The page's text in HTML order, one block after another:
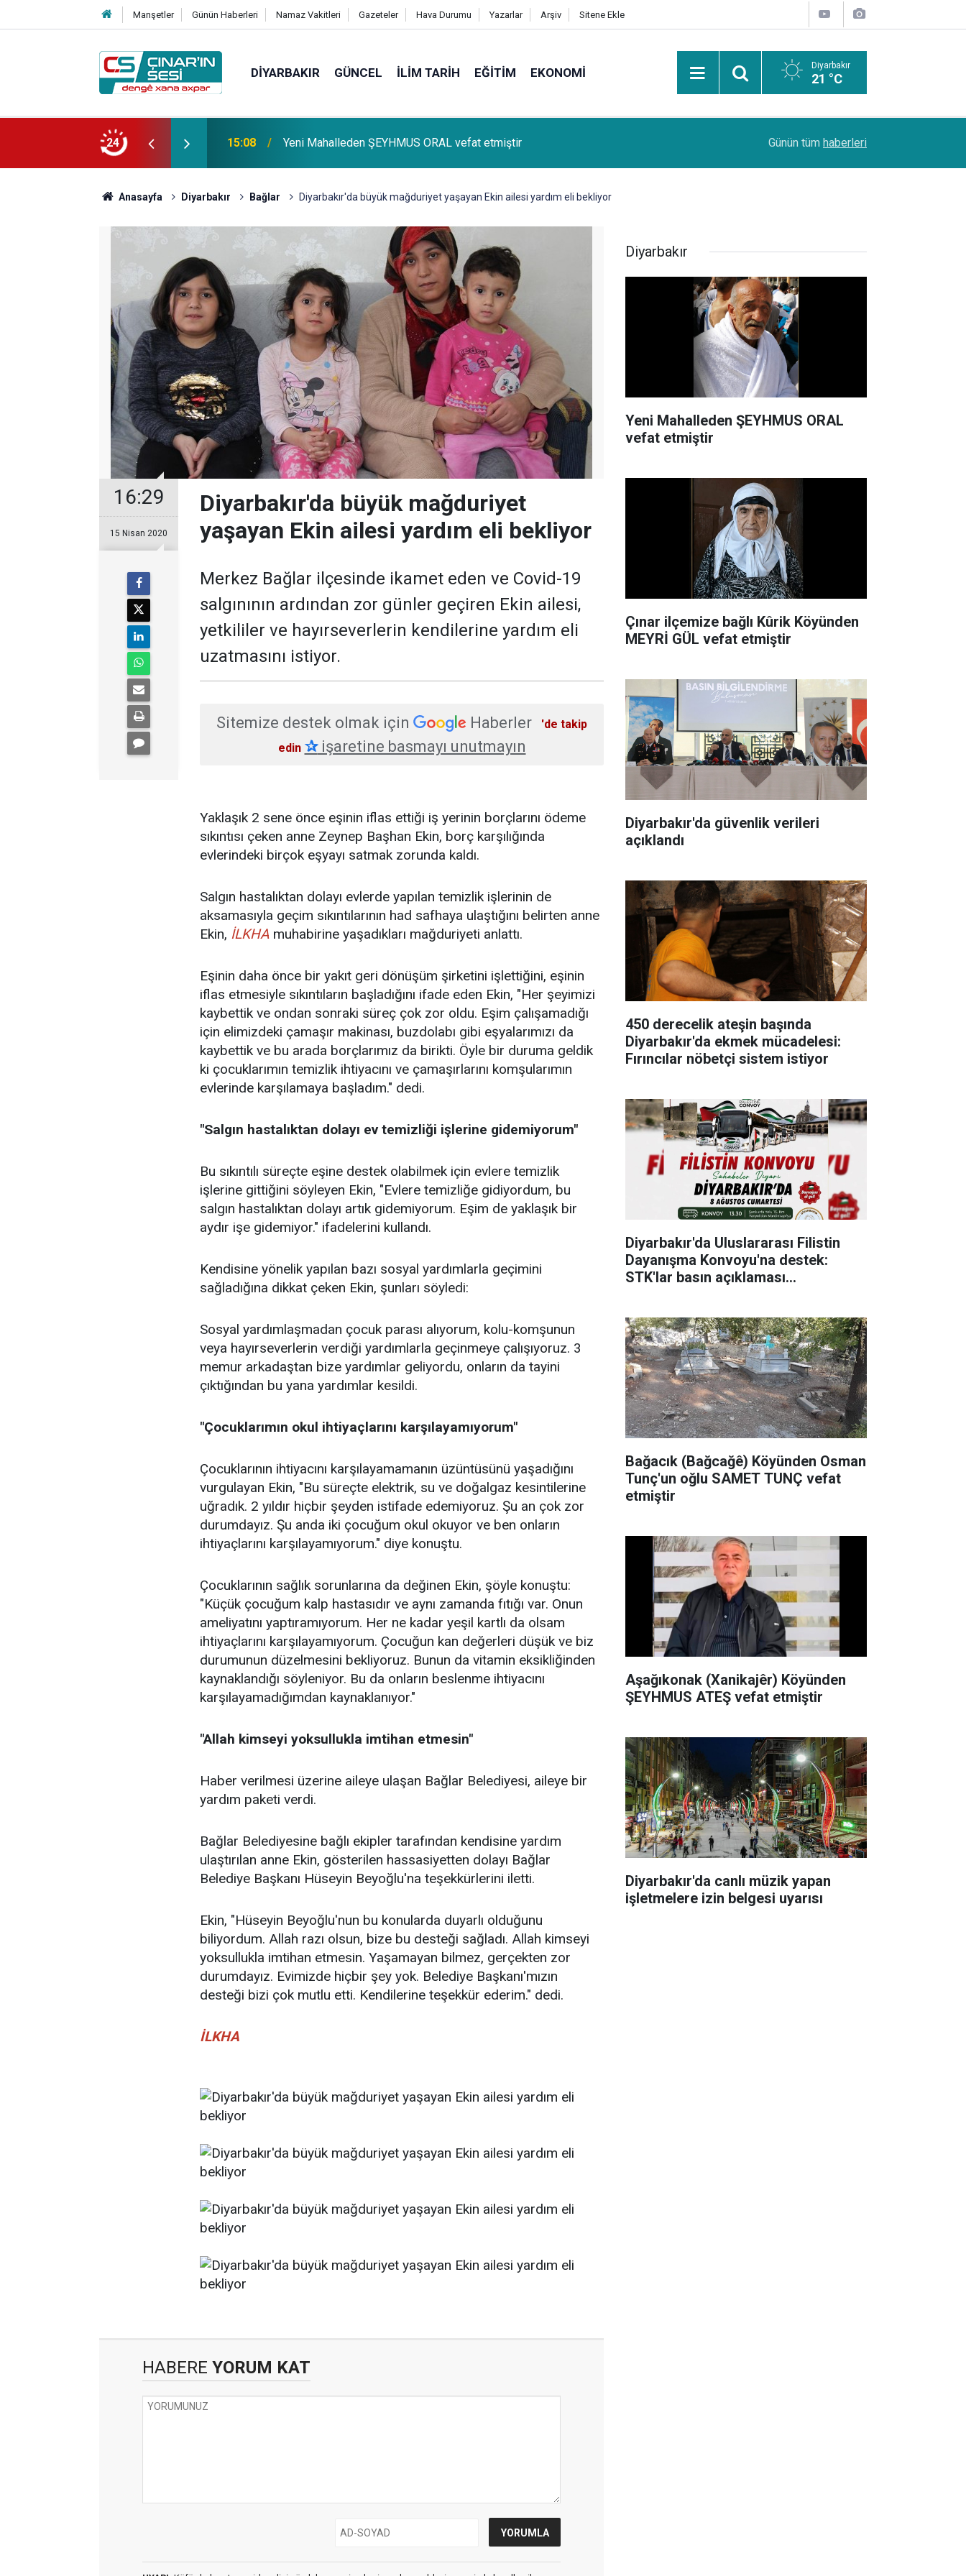
Manşetler Günün Haberleri Namaz Vakitleri Gazeteler Hava Durumu Yazarlar Arşiv Sitene Ekle
DIYARBAKIR GÜNCEL İLIM TARIH EĞITIM EKONOMI Diyarbakır
21 °C
24 14:51 Çınar ilçemize bağlı Kûrik Köyünden MEYRİ GÜL vefat etmiştir
kanserlerine de yol açabilir
Günün tüm haberleri
Anasayfa Diyarbakır Bağlar Diyarbakır'da büyük mağduriyet yaşayan Ekin ailesi yardım eli bekliyor
16:29
15 Nisan 2020
Diyarbakır'da büyük mağduriyet
yaşayan Ekin ailesi yardım eli bekliyor
Merkez Bağlar ilçesinde ikamet eden ve Covid-19
salgınının ardından zor günler geçiren Ekin ailesi,
yetkililer ve hayırseverlerin kendilerine yardım eli
uzatmasını istiyor.
Sitemize destek olmak için Haberler
'de takip
edin ✰işaretine basmayı unutmayın
Yaklaşık 2 sene önce eşinin iflas ettiği iş yerinin borçlarını ödeme
sıkıntısı çeken anne Zeynep Başhan Ekin, borç karşılığında
evlerindeki birçok eşyayı satmak zorunda kaldı.
Salgın hastalıktan dolayı evlerde yapılan temizlik işlerinin de
aksamasıyla geçim sıkıntılarının had safhaya ulaştığını belirten anne
Ekin, İLKHA muhabirine yaşadıkları mağduriyeti anlattı.
Eşinin daha önce bir yakıt geri dönüşüm şirketini işlettiğini, eşinin
iflas etmesiyle sıkıntıların başladığını ifade eden Ekin, "Her şeyimizi
kaybettik ve ondan sonraki süreç çok zor oldu. Eşim çalışamadığı
için elimizdeki çamaşır makinası, buzdolabı gibi eşyalarımızı da
kaybettik ve bu arada borçlarımız da birikti. Öyle bir duruma geldik
ki çocuklarımın temizlik ihtiyacını ve çamaşırlarını komşularımın
evlerinde karşılamaya başladım." dedi.
"Salgın hastalıktan dolayı ev temizliği işlerine gidemiyorum"
Bu sıkıntılı süreçte eşine destek olabilmek için evlere temizlik
işlerine gittiğini söyleyen Ekin, "Evlere temizliğe gidiyordum, bu
salgın hastalıktan dolayı artık gidemiyorum. Eşim de yaklaşık bir
aydır işe gidemiyor." ifadelerini kullandı.
Kendisine yönelik yapılan bazı sosyal yardımlarla geçimini
sağladığına dikkat çeken Ekin, şunları söyledi:
Sosyal yardımlaşmadan çocuk parası alıyorum, kolu-komşunun
veya hayırseverlerin verdiği yardımlarla geçinmeye çalışıyoruz. 3
memur arkadaştan bize yardımlar geliyordu, onların da tayini
çıktığından bu yana yardımlar kesildi.
"Çocuklarımın okul ihtiyaçlarını karşılayamıyorum"
Çocuklarının ihtiyacını karşılayamamanın üzüntüsünü yaşadığını
vurgulayan Ekin, "Bu süreçte elektrik, su ve doğalgaz kesintilerine
uğradık. 2 yıldır hiçbir şeyden istifade edemiyoruz. Şu an çok zor
durumdayız. Şu anda iki çocuğum okul okuyor ve ben onların
ihtiyaçlarını karşılayamıyorum." diye konuştu.
Çocuklarının sağlık sorunlarına da değinen Ekin, şöyle konuştu:
"Küçük çocuğum kalp hastasıdır ve aynı zamanda fıtığı var. Onun
ameliyatını yaptıramıyorum. Her ne kadar yeşil kartlı da olsam
ihtiyaçlarını karşılayamıyorum. Çocuğun kan değerleri düşük ve biz
durumunun düzelmesini bekliyoruz. Bunun da vitamin eksikliğinden
kaynaklandığı söyleniyor. Bu da onların beslenme ihtiyacını
karşılayamadığımdan kaynaklanıyor."
"Allah kimseyi yoksullukla imtihan etmesin"
Haber verilmesi üzerine aileye ulaşan Bağlar Belediyesi, aileye bir
yardım paketi verdi.
Bağlar Belediyesine bağlı ekipler tarafından kendisine yardım
ulaştırılan anne Ekin, gösterilen hassasiyetten dolayı Bağlar
Belediye Başkanı Hüseyin Beyoğlu'na teşekkürlerini iletti.
Ekin, "Hüseyin Beyoğlu'nun bu konularda duyarlı olduğunu
biliyordum. Allah razı olsun, bize bu desteği sağladı. Allah kimseyi
yoksullukla imtihan etmesin. Yaşamayan bilmez, gerçekten zor
durumdayız. Evimizde hiçbir şey yok. Belediye Başkanı'mızın
desteği bizi çok mutlu etti. Kendilerine teşekkür ederim." dedi.
İLKHA
HABERE YORUM KAT
Diyarbakır
Yeni Mahalleden ŞEYHMUS ORAL
vefat etmiştir
Çınar ilçemize bağlı Kûrik Köyünden
MEYRİ GÜL vefat etmiştir
Diyarbakır'da güvenlik verileri
açıklandı
450 derecelik ateşin başında
Diyarbakır'da ekmek mücadelesi:
Fırıncılar nöbetçi sistem istiyor
Diyarbakır'da Uluslararası Filistin
Dayanışma Konvoyu'na destek:
STK'lar basın açıklaması
Bağacık (Bağcağê) Köyünden Osman
Tunç'un oğlu SAMET TUNÇ vefat
etmiştir
Aşağıkonak (Xanikajêr) Köyünden
ŞEYHMUS ATEŞ vefat etmiştir
Diyarbakır'da canlı müzik yapan
işletmelere izin belgesi uyarısı